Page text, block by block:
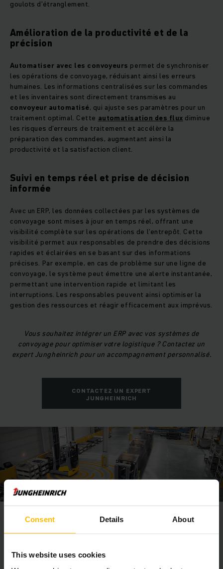
Consent Details About
This website uses cookies
goulots d’étranglement.
Amélioration de la productivité et de la
précision
Automatiser avec les convoyeurs permet de synchroniser
les opérations de convoyage, réduisant ainsi les erreurs
humaines. Les informations centralisées sur les commandes
et les inventaires sont directement transmises au
convoyeur automatisé, qui ajuste ses paramètres pour un
traitement optimal. Cette automatisation des flux diminue
les risques d’erreurs de traitement et accélère la
préparation des commandes, augmentant ainsi la
productivité et la satisfaction client.
Suivi en temps réel et prise de décision
informée
Avec un ERP, les données collectées par les systèmes de
convoyage sont mises à jour en temps réel, offrant une
visibilité complète sur les opérations de l’entrepôt. Cette
visibilité permet aux responsables de prendre des décisions
rapides et éclairées en se basant sur des informations
précises. Par exemple, en cas de problème sur une ligne de
convoyage, le système peut émettre une alerte instantanée,
permettant une intervention rapide et limitant les
interruptions. Les responsables peuvent ainsi optimiser la
gestion des ressources et réagir efficacement aux imprévus.
Vous souhaitez intégrer un ERP avec vos systèmes de
convoyage pour optimiser votre logistique ? Contactez un
expert Jungheinrich pour un accompagnement personnalisé.
CONTACTEZ UN EXPERT
JUNGHEINRICH
Étapes clés pour intégrer un système de
convoyage avec un ERP
L’intégration d’unconvoyeur automatisé